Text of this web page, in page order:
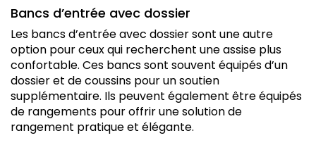
Bancs d’entrée avec dossier
Les bancs d’entrée avec dossier sont une autre
option pour ceux qui recherchent une assise plus
confortable. Ces bancs sont souvent équipés d’un
dossier et de coussins pour un soutien
supplémentaire. Ils peuvent également être équipés
de rangements pour offrir une solution de
rangement pratique et élégante.